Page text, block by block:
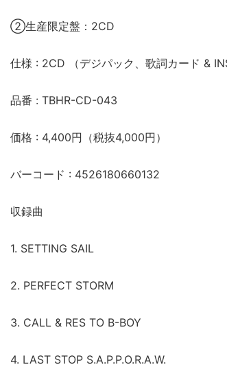
②生産限定盤：2CD
仕様 : 2CD （デジパック、歌詞カード &
品番 : TBHR-CD-043
価格 : 4,400円（税抜4,000円）
バーコード : 4526180660132
収録曲
1. SETTING SAIL
2. PERFECT STORM
3. CALL & RES TO B-BOY
4. LAST STOP S.A.P.P.O.R.A.W.